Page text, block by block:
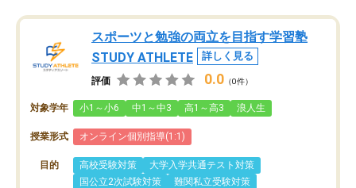
スポーツと勉強の両立を目指す学習塾
STUDY ATHLETE
詳しく見る
評価 0.0 （0件）
対象学年 小1～小6 中1～中3 高1～高3 浪人生
授業形式 オンライン個別指導(1:1)
目的 高校受験対策
大学入学共通テスト対策
国公立2次試験対策
難関私立受験対策